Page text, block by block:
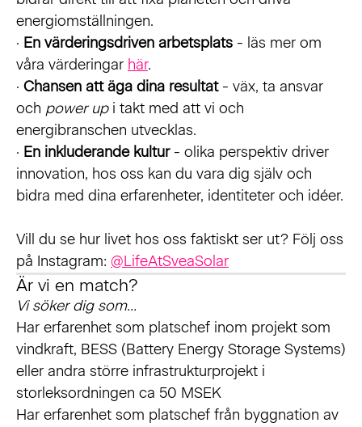
energiomställningen.
· En värderingsdriven arbetsplats - läs mer om
våra värderingar här.
· Chansen att äga dina resultat- väx, ta ansvar
och power upi takt med att vi och
energibranschen utvecklas.
· En inkluderande kultur- olika perspektiv driver
innovation, hos oss kan du vara dig själv och
bidra med dina erfarenheter, identiteter och idéer.
Vill du se hur livet hos oss faktiskt ser ut? Följ oss
på Instagram: @LifeAtSveaSolar
Är vi en match?
Vi söker dig som...
Har erfarenhet som platschef inom projekt som
vindkraft, BESS (Battery Energy Storage Systems)
eller andra större infrastrukturprojekt i
storleksordningen ca 50 MSEK
Har erfarenhet som platschef från byggnation av